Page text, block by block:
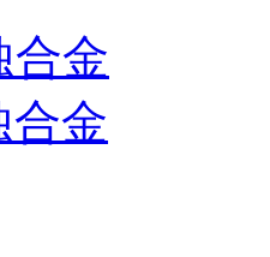
合金
合金